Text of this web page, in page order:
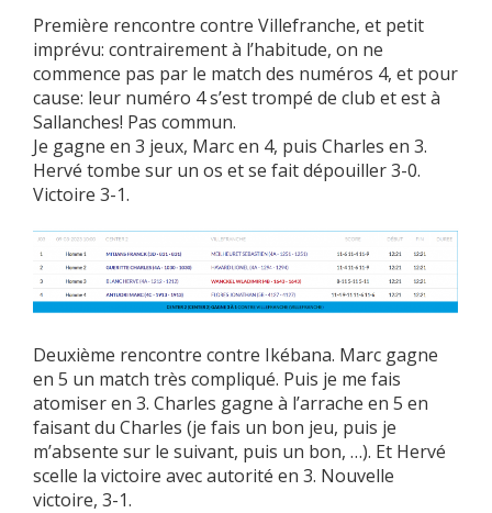
Première rencontre contre Villefranche, et petit
imprévu: contrairement à l’habitude, on ne
commence pas par le match des numéros 4, et pour
cause: leur numéro 4 s’est trompé de club et est à
Sallanches! Pas commun.
Je gagne en 3 jeux, Marc en 4, puis Charles en 3.
Hervé tombe sur un os et se fait dépouiller 3-0.
Victoire 3-1.
Deuxième rencontre contre Ikébana. Marc gagne
en 5 un match très compliqué. Puis je me fais
atomiser en 3. Charles gagne à l’arrache en 5 en
faisant du Charles (je fais un bon jeu, puis je
m’absente sur le suivant, puis un bon, …). Et Hervé
scelle la victoire avec autorité en 3. Nouvelle
victoire, 3-1.